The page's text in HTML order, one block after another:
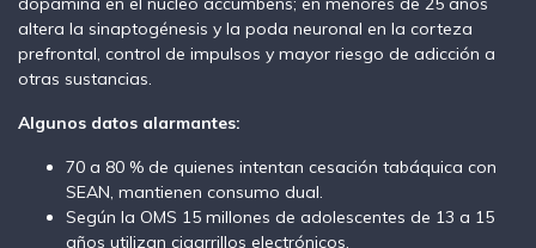
altera la sinaptogénesis y la poda neuronal en la corteza
prefrontal, control de impulsos y mayor riesgo de adicción a
otras sustancias.
Algunos datos alarmantes:
70 a 80 % de quienes intentan cesación tabáquica con
SEAN, mantienen consumo dual.
Según la OMS 15 millones de adolescentes de 13 a 15
años utilizan cigarrillos electrónicos.